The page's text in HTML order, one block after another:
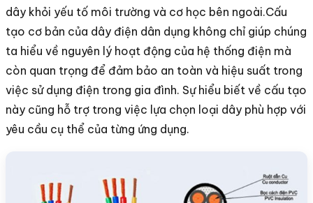
dây khỏi yếu tố môi trường và cơ học bên ngoài.Cấu
tạo cơ bản của dây điện dân dụng không chỉ giúp chúng
ta hiểu về nguyên lý hoạt động của hệ thống điện mà
còn quan trọng để đảm bảo an toàn và hiệu suất trong
việc sử dụng điện trong gia đình. Sự hiểu biết về cấu tạo
này cũng hỗ trợ trong việc lựa chọn loại dây phù hợp với
yêu cầu cụ thể của từng ứng dụng.